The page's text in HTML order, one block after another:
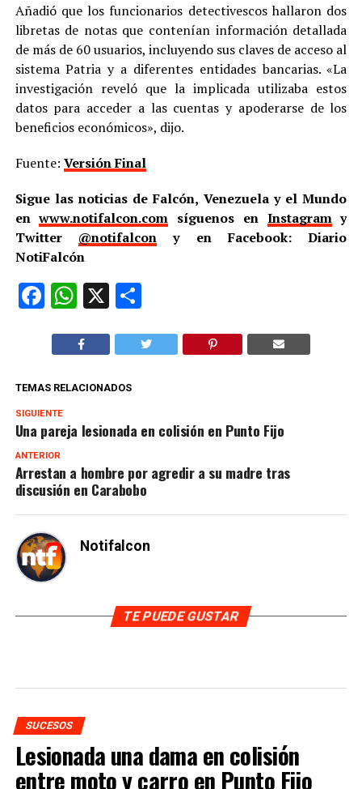
Añadió que los funcionarios detectivescos hallaron dos
libretas de notas que contenían información detallada
de más de 60 usuarios, incluyendo sus claves de acceso al
sistema Patria y a diferentes entidades bancarias. «La
investigación reveló que la implicada utilizaba estos
datos para acceder a las cuentas y apoderarse de los
beneficios económicos», dijo.
Fuente: Versión Final
Sigue las noticias de Falcón, Venezuela y el Mundo
enwww.notifalcon.com síguenos en Instagramy
Twitter @notifalcon y en Facebook: Diario
NotiFalcón
Facebook
WhatsApp
X Compartir
TEMAS RELACIONADOS
SIGUIENTE
Una pareja lesionada en colisión en Punto Fijo
ANTERIOR
Arrestan a hombre por agredir a su madre tras
discusión en Carabobo
Notifalcon
TE PUEDE GUSTAR
SUCESOS
Lesionada una dama en colisión
entre moto y carro en Punto Fijo